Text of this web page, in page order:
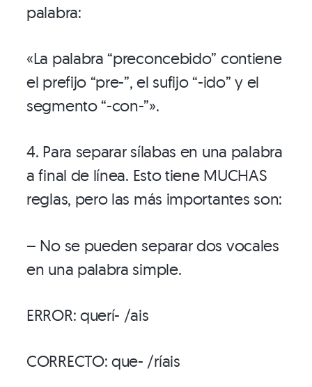
palabra:
«La palabra “preconcebido” contiene
el prefijo “pre-”, el sufijo “-ido” y el
segmento “-con-”».
4. Para separar sílabas en una palabra
a final de línea. Esto tiene MUCHAS
reglas, pero las más importantes son:
– No se pueden separar dos vocales
en una palabra simple.
ERROR: querí- /ais
CORRECTO: que- /ríais